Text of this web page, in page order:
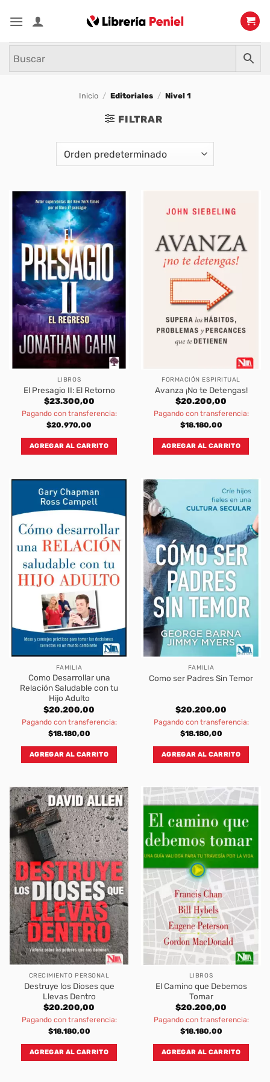
Inicio / Editoriales / Nivel 1
FILTRAR
LIBROS
El Presagio II: El Retorno
$23.300,00
Pagando con transferencia:
$20.970,00
AGREGAR AL CARRITO
FORMACIÓN ESPIRITUAL
Avanza ¡No te Detengas!
$20.200,00
Pagando con transferencia:
$18.180,00
AGREGAR AL CARRITO
FAMILIA
Como Desarrollar una
Relación Saludable con tu
Hijo Adulto
$20.200,00
Pagando con transferencia:
$18.180,00
AGREGAR AL CARRITO
FAMILIA
Como ser Padres Sin Temor
$20.200,00
Pagando con transferencia:
$18.180,00
AGREGAR AL CARRITO
CRECIMIENTO PERSONAL
Destruye los Dioses que
Llevas Dentro
$20.200,00
Pagando con transferencia:
$18.180,00
AGREGAR AL CARRITO
LIBROS
El Camino que Debemos
Tomar
$20.200,00
Pagando con transferencia:
$18.180,00
AGREGAR AL CARRITO